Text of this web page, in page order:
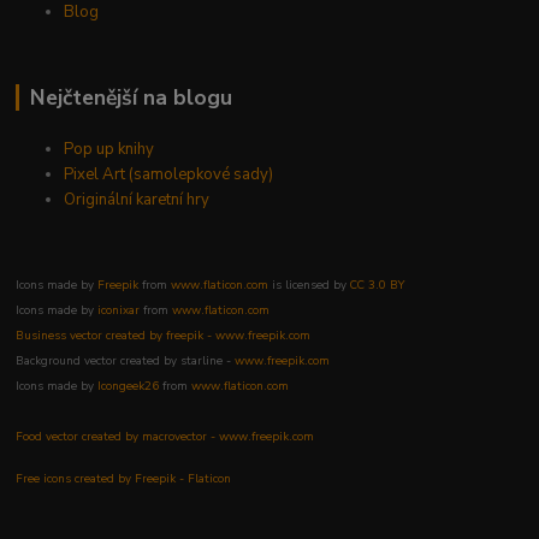
Blog
Nejčtenější na blogu
Pop up knihy
Pixel Art (samolepkové sady)
Originální karetní hry
Icons made by Freepik fromwww.flaticon.com is licensed byCC 3.0 BY
Icons made by iconixar fromwww.flaticon.com
Business vector created by freepik - www.freepik.com
Background vector created by starline -www.freepik.com
Icons made by Icongeek26 fromwww.flaticon.com
Food vector created by macrovector - www.freepik.com
Free icons created by Freepik - Flaticon